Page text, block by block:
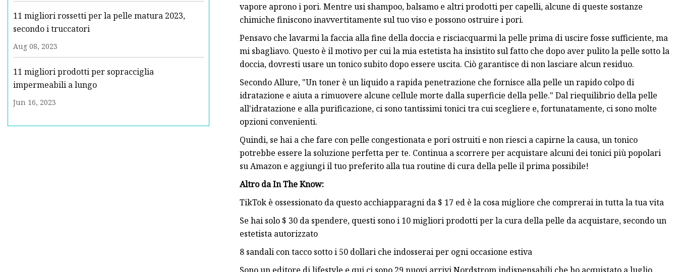
11 migliori rossetti per la pelle matura 2023,
secondo i truccatori
Aug 08, 2023
11 migliori prodotti per sopracciglia
impermeabili a lungo
Jun 16, 2023
vapore aprono i pori. Mentre usi shampoo, balsamo e altri prodotti per capelli, alcune di queste sostanze
chimiche finiscono inavvertitamente sul tuo viso e possono ostruire i pori.
Pensavo che lavarmi la faccia alla fine della doccia e risciacquarmi la pelle prima di uscire fosse sufficiente, ma
mi sbagliavo. Questo è il motivo per cui la mia estetista ha insistito sul fatto che dopo aver pulito la pelle sotto la
doccia, dovresti usare un tonico subito dopo essere uscita. Ciò garantisce di non lasciare alcun residuo.
Secondo Allure, "Un toner è un liquido a rapida penetrazione che fornisce alla pelle un rapido colpo di
idratazione e aiuta a rimuovere alcune cellule morte dalla superficie della pelle." Dal riequilibrio della pelle
all'idratazione e alla purificazione, ci sono tantissimi tonici tra cui scegliere e, fortunatamente, ci sono molte
opzioni convenienti.
Quindi, se hai a che fare con pelle congestionata e pori ostruiti e non riesci a capirne la causa, un tonico
potrebbe essere la soluzione perfetta per te. Continua a scorrere per acquistare alcuni dei tonici più popolari
su Amazon e aggiungi il tuo preferito alla tua routine di cura della pelle il prima possibile!
Altro da In The Know:
TikTok è ossessionato da questo acchiapparagni da $ 17 ed è la cosa migliore che comprerai in tutta la tua vita
Se hai solo $ 30 da spendere, questi sono i 10 migliori prodotti per la cura della pelle da acquistare, secondo un
estetista autorizzato
8 sandali con tacco sotto i 50 dollari che indosserai per ogni occasione estiva